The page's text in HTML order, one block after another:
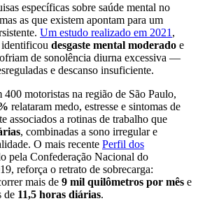
específicas sobre saúde mental no
as que existem apontam para um
Um estudo realizado em 2021 ,
desgaste mental moderado e
de sonolência diurna excessiva —
e descanso insuficiente.
400 motoristas na região de São Paulo,
relataram medo, estresse e sintomas de
associados a rotinas de trabalho que
, combinadas a sono irregular e
O mais recente Perfil dos
pela Confederação Nacional do
reforça o retrato de sobrecarga:
mais de 9 mil quilômetros por mês e
de 11,5 horas diárias.